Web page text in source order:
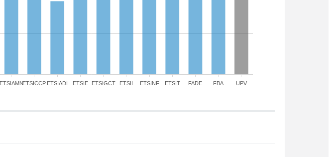
ETSIAMNETSICCP ETSIADI ETSIE ETSIGCT ETSII ETSINF ETSIT FADE FBA UPV